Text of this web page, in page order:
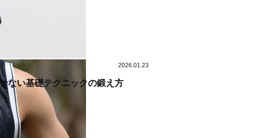
2026.01.23
ない基礎テクニックの鍛え方